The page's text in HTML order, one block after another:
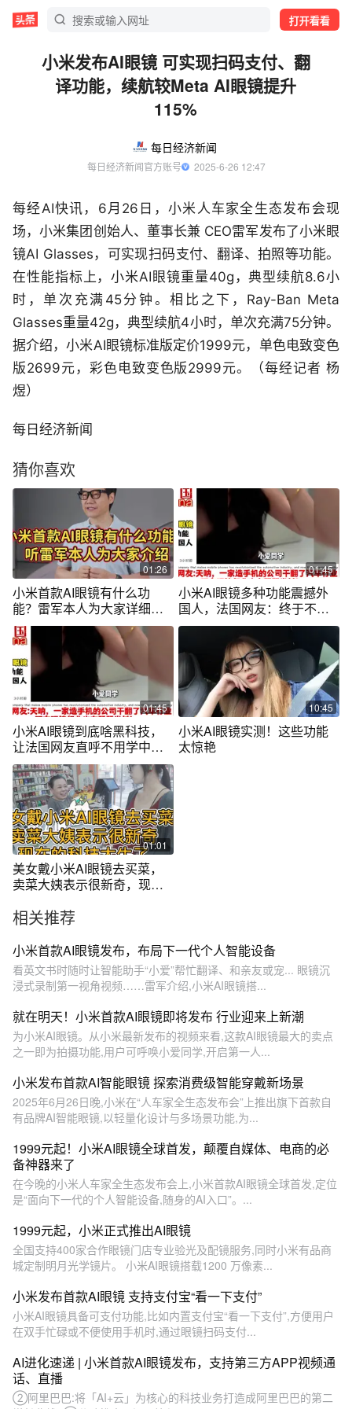
打开看看
小米发布AI眼镜 可实现扫码支付、翻
译功能，续航较Meta AI眼镜提升
115%
每日经济新闻
每日经济新闻官方账号
  2025-6-26 12:47
每经AI快讯，6月26日，小米人车家全生态发布会现
场，小米集团创始人、董事长兼 CEO雷军发布了小米眼
镜AI Glasses，可实现扫码支付、翻译、拍照等功能。
在性能指标上，小米AI眼镜重量40g，典型续航8.6小
时，单次充满45分钟。相比之下，Ray-Ban Meta
Glasses重量42g，典型续航4小时，单次充满75分钟。
据介绍，小米AI眼镜标准版定价1999元，单色电致变色
版2699元，彩色电致变色版2999元。（每经记者 杨
煜）
每日经济新闻
猜你喜欢
01:26
小米首款AI眼镜有什么功
能？雷军本人为大家详细介
绍
01:45
小米AI眼镜多种功能震撼外
国人，法国网友：终于不用
学中文了！
01:45
小米AI眼镜到底啥黑科技，
让法国网友直呼不用学中文
了？
10:45
小米AI眼镜实测！这些功能
太惊艳
01:01
美女戴小米AI眼镜去买菜，
卖菜大姨表示很新奇，现在
相关推荐
小米首款AI眼镜发布，布局下一代个人智能设备
看英文书时随时让智能助手“小爱”帮忙翻译、和亲友或宠... 眼镜沉
浸式录制第一视角视频……雷军介绍,小米AI眼镜搭...
就在明天！小米首款AI眼镜即将发布 行业迎来上新潮
为小米AI眼镜。从小米最新发布的视频来看,这款AI眼镜最大的卖点
之一即为拍摄功能,用户可呼唤小爱同学,开启第一人...
小米发布首款AI智能眼镜 探索消费级智能穿戴新场景
2025年6月26日晚,小米在“人车家全生态发布会”上推出旗下首款自
有品牌AI智能眼镜,以轻量化设计与多场景功能,为...
1999元起！小米AI眼镜全球首发，颠覆自媒体、电商的必
备神器来了
在今晚的小米人车家全生态发布会上,小米首款AI眼镜全球首发,定位
是“面向下一代的个人智能设备,随身的AI入口”。...
1999元起，小米正式推出AI眼镜
全国支持400家合作眼镜门店专业验光及配镜服务,同时小米有品商
城定制明月光学镜片。 小米AI眼镜搭载1200 万像素...
小米发布首款AI眼镜 支持支付宝“看一下支付”
小米AI眼镜具备可支付功能,比如内置支付宝“看一下支付”,方便用户
在双手忙碌或不便使用手机时,通过眼镜扫码支付...
AI进化速递 | 小米首款AI眼镜发布，支持第三方APP视频通
话、直播
②阿里巴巴:将「AI+云」为核心的科技业务打造成阿里巴巴的第二